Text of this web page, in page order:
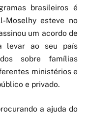
brasileiros é
Moselhy esteve no
um acordo de
levar ao seu país
sobre famílias
ministérios e
e privado.
a ajuda do